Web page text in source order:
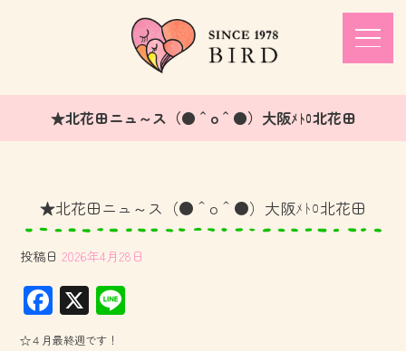
★北花田ニュ～ス（●＾o＾●）大阪ﾒﾄﾛ北花田
★北花田ニュ～ス（●＾o＾●）大阪ﾒﾄﾛ北花田
投稿日 2026年4月28日
F
ac
X
☆４月最終週です！